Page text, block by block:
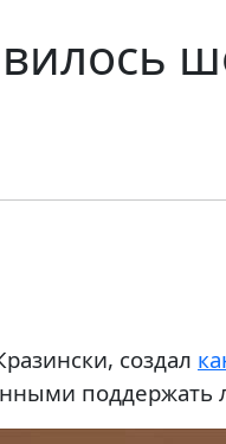
создал
поддержать